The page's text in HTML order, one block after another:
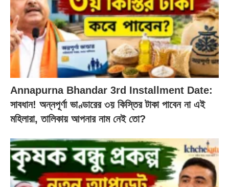
Annapurna Bhandar 3rd Installment Date:
সাবধান! অন্নপূর্ণা ভাণ্ডারের ৩য় কিস্তির টাকা পাবেন না এই
মহিলারা, তালিকায় আপনার নাম নেই তো?